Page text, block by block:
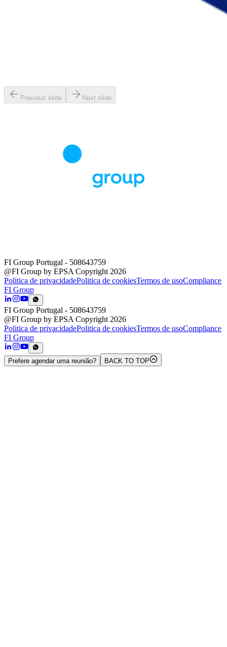
Previous slide Next slide
FI Group Portugal - 508643759
@FI Group by EPSA Copyright 2026
Politica de privacidadePolitica de cookiesTermos de usoCompliance
FI Group
FI Group Portugal - 508643759
@FI Group by EPSA Copyright 2026
Politica de privacidadePolitica de cookiesTermos de usoCompliance
FI Group
Prefere agendar uma reunião? BACK TO TOP